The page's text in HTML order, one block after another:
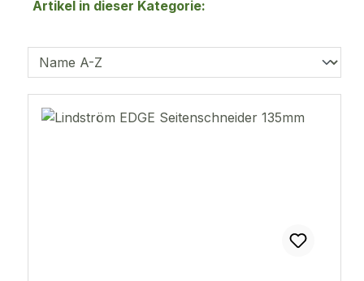
Artikel in dieser Kategorie: